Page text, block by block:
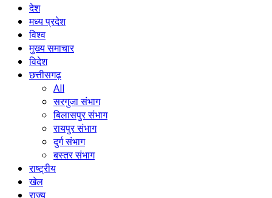
देश
मध्य प्रदेश
विश्व
मुख्य समाचार
विदेश
छत्तीसगढ़
All
सरगुजा संभाग
बिलासपुर संभाग
रायपुर संभाग
दुर्ग संभाग
बस्तर संभाग
राष्ट्रीय
खेल
राज्य